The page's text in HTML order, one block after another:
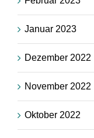
Januar 2023
Dezember 2022
November 2022
Oktober 2022